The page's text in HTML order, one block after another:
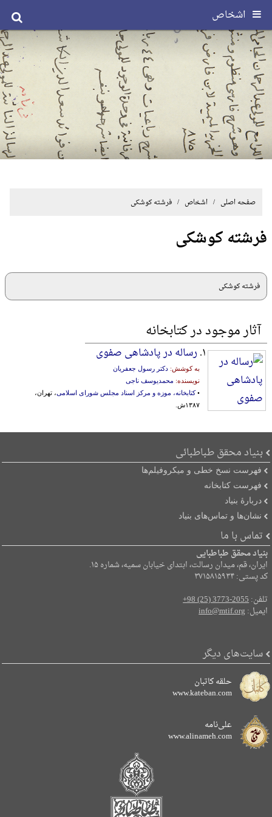
اشخاص
صفحه اصلی / اشخاص / فرشته کوشکی
فرشته کوشکی
فرشته کوشکی
آثار موجود در کتابخانه
۱. رساله در پادشاهی صفوی
به کوشش: دکتر رسول جعفریان
نویسنده: محمدیوسف ناجی
•کتابخانه، موزه و مرکز اسناد مجلس شورای اسلامی، تهران،
۱۳۸۷ش.
بنیاد محقق طباطبائی
فهرست نسخ خطی و میکروفیلم‌ها
فهرست کتابخانه
دربارۀ بنیاد
نشان‌ها و تماس‌های بنیاد
تماس با ما
بنیاد محقق طباطبایی
ایران، قم، میدان رسالت، ابتدای خیابان سمیه، شماره ۱۵.
کد پستی: ۳۷۱۵۸۱۵۹۳۴
تلفن:+98 (25) 3773-2055
ایمیل:info@mtif.org
سایت‌های دیگر
حلقه کاتبان
www.kateban.com
علی‌نامه
www.alinameh.com